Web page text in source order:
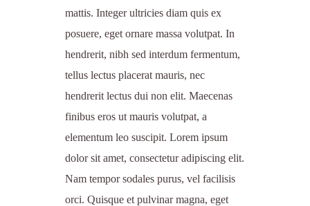
mattis. Integer ultricies diam quis ex
posuere, eget ornare massa volutpat. In
hendrerit, nibh sed interdum fermentum,
tellus lectus placerat mauris, nec
hendrerit lectus dui non elit. Maecenas
finibus eros ut mauris volutpat, a
elementum leo suscipit. Lorem ipsum
dolor sit amet, consectetur adipiscing elit.
Nam tempor sodales purus, vel facilisis
orci. Quisque et pulvinar magna, eget